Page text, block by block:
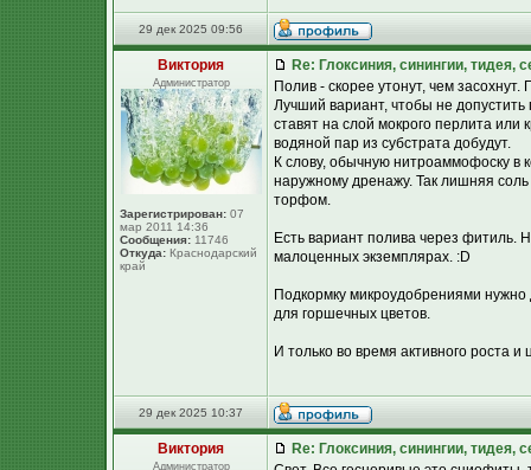
29 дек 2025 09:56
Виктория
Администратор
Зарегистрирован: 07
мар 2011 14:36
Сообщения: 11746
Откуда: Краснодарский
край
Re: Глоксиния, синингии, тидея,
Полив - скорее утонут, чем
Лучший вариант, чтобы не
ставят на слой мокрого перлита или
водяной пар из субстрата добудут.
К слову, обычную нитроаммофоску в
наружному дренажу. Так лишняя
торфом.
Есть вариант полива через фитиль.
малоценных экземплярах. :D
Подкормку микроудобрениями нужно
для горшечных цветов.
И только во время активного роста и
29 дек 2025 10:37
Виктория
Администратор
Re: Глоксиния, синингии, тидея,